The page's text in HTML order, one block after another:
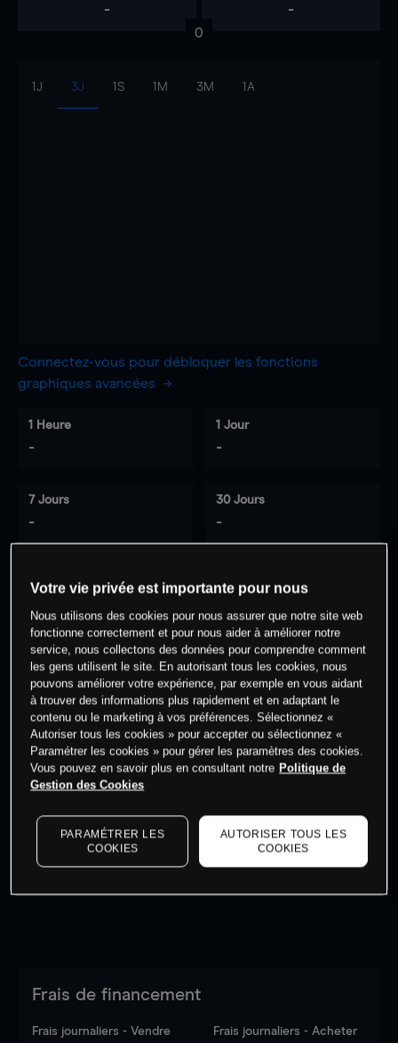
- -
0
1J 3J 1S 1M 3M 1A
Connectez-vous pour débloquer les fonctions
graphiques avancées
1 Heure
-
1 Jour
-
7 Jours
-
30 Jours
-
0 % des clients ont une position à
cet actif
Commencez à trader
dernières données du marché.Log into see latest
market data
Frais de financement
Frais journaliers - Vendre Frais journaliers - Acheter
Votre vie privée est importante pour nous
Nous utilisons des cookies pour nous assurer que notre site web
fonctionne correctement et pour nous aider à améliorer notre
service, nous collectons des données pour comprendre comment
les gens utilisent le site. En autorisant tous les cookies, nous
pouvons améliorer votre expérience, par exemple en vous aidant
à trouver des informations plus rapidement et en adaptant le
contenu ou le marketing à vos préférences. Sélectionnez «
Autoriser tous les cookies » pour accepter ou sélectionnez «
Paramétrer les cookies » pour gérer les paramètres des cookies.
Vous pouvez en savoir plus en consultant notre Politique de
Gestion des Cookies
PARAMÉTRER LES
COOKIES
AUTORISER TOUS LES
COOKIES